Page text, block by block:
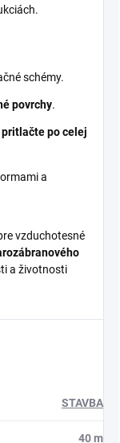
schémy.
povrchy.
pritlačte po celej
a
vzduchotesné
a životnosti
STAVBA
40 m